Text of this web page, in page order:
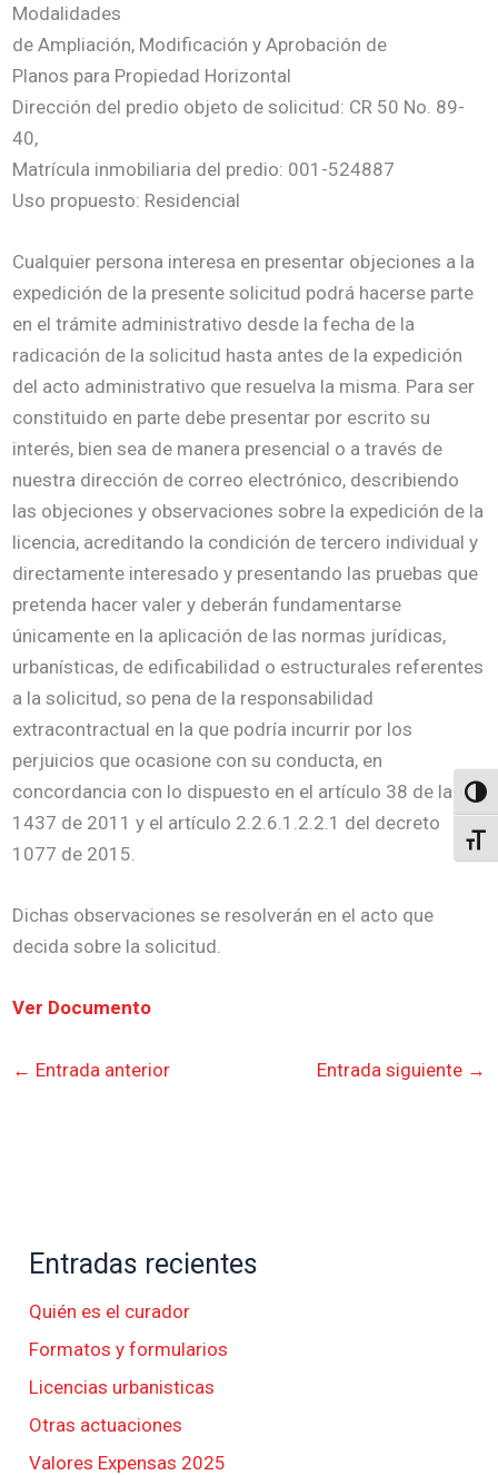
Modalidades
de Ampliación, Modificación y Aprobación de
Planos para Propiedad Horizontal
Dirección del predio objeto de solicitud: CR 50 No. 89-
40,
Matrícula inmobiliaria del predio: 001-524887
Uso propuesto: Residencial
Cualquier persona interesa en presentar objeciones a la
expedición de la presente solicitud podrá hacerse parte
en el trámite administrativo desde la fecha de la
radicación de la solicitud hasta antes de la expedición
del acto administrativo que resuelva la misma. Para ser
constituido en parte debe presentar por escrito su
interés, bien sea de manera presencial o a través de
nuestra dirección de correo electrónico, describiendo
las objeciones y observaciones sobre la expedición de la
licencia, acreditando la condición de tercero individual y
directamente interesado y presentando las pruebas que
pretenda hacer valer y deberán fundamentarse
únicamente en la aplicación de las normas jurídicas,
urbanísticas, de edificabilidad o estructurales referentes
a la solicitud, so pena de la responsabilidad
extracontractual en la que podría incurrir por los
perjuicios que ocasione con su conducta, en
concordancia con lo dispuesto en el artículo 38 de la ley
1437 de 2011 y el artículo 2.2.6.1.2.2.1 del decreto
1077 de 2015.
Dichas observaciones se resolverán en el acto que
decida sobre la solicitud.
Ver Documento
← Entrada anterior Entrada siguiente →
Entradas recientes
Quién es el curador
Formatos y formularios
Licencias urbanisticas
Otras actuaciones
Valores Expensas 2025